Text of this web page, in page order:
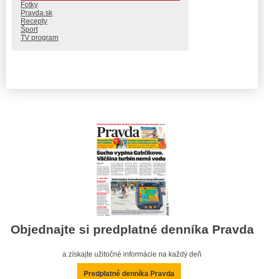
Fotky
Pravda.sk
Recepty
Šport
TV program
Objednajte si predplatné denníka Pravda
a získajte užitočné informácie na každý deň
Predplatné denníka Pravda